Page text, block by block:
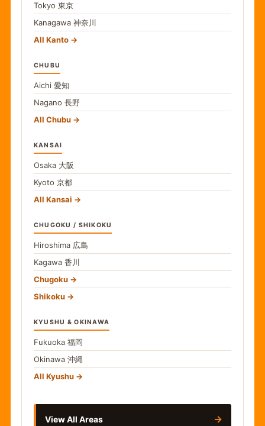
Tokyo 東京
Kanagawa 神奈川
All Kanto
CHUBU
Aichi 愛知
Nagano 長野
All Chubu
KANSAI
Osaka 大阪
Kyoto 京都
All Kansai
CHUGOKU / SHIKOKU
Hiroshima 広島
Kagawa 香川
Chugoku
Shikoku
KYUSHU & OKINAWA
Fukuoka 福岡
Okinawa 沖縄
All Kyushu
View All Areas →